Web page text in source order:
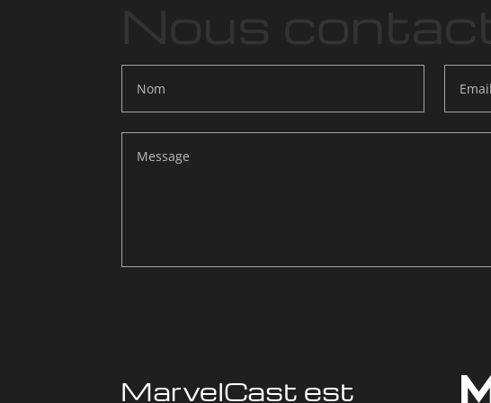
MarvelCast est